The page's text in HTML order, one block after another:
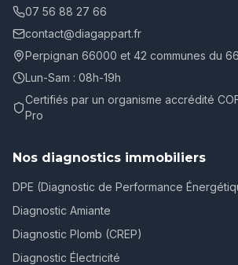
07 56 88 27 66
contact@diagappart.fr
Perpignan 66000 et 42 communes du 66
Lun-Sam : 08h-19h
Certifiés par un organisme accrédité
Pro
Nos diagnostics immobiliers
DPE (Diagnostic de Performance
Diagnostic Amiante
Diagnostic Plomb (CREP)
Diagnostic Électricité